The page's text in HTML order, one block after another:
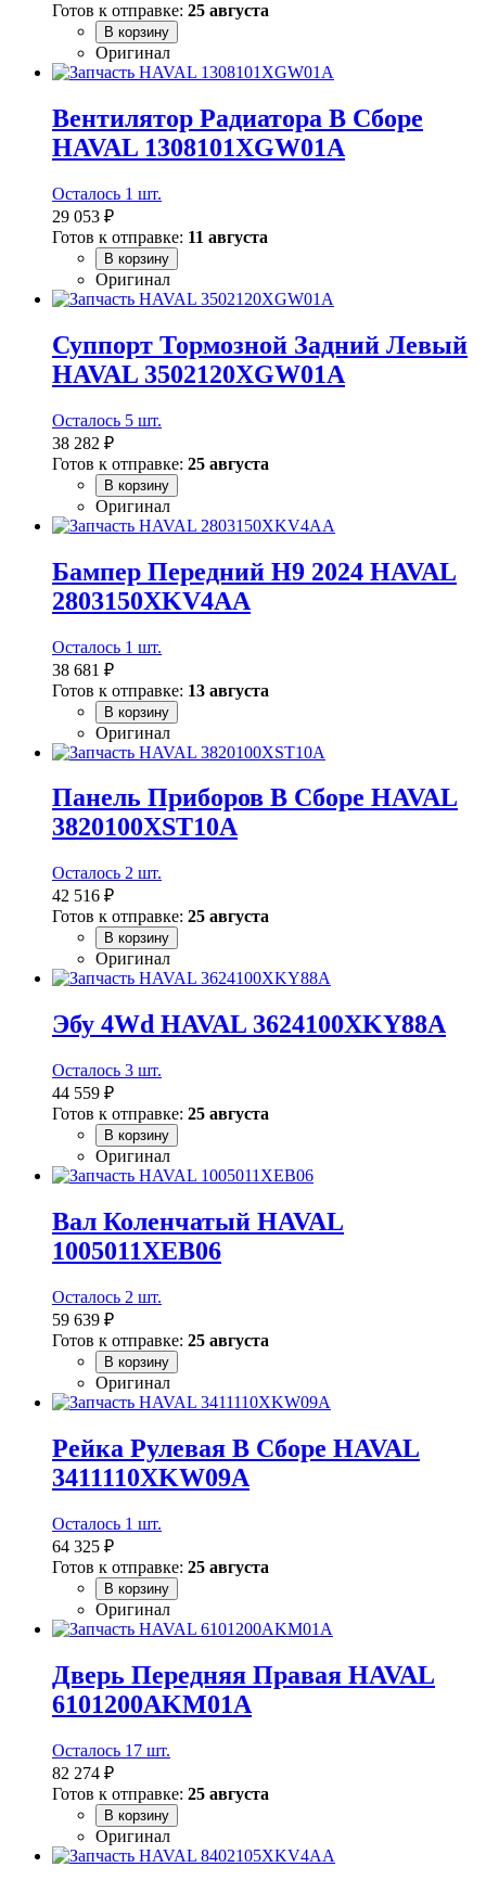
Готов к отправке: 25 августа
В корзину
Оригинал
Вентилятор Радиатора В Сборе
HAVAL 1308101XGW01A
Осталось 1 шт.
29 053 ₽
Готов к отправке: 11 августа
В корзину
Оригинал
Суппорт Тормозной Задний Левый
HAVAL 3502120XGW01A
Осталось 5 шт.
38 282 ₽
Готов к отправке: 25 августа
В корзину
Оригинал
Бампер Передний H9 2024 HAVAL
2803150XKV4AA
Осталось 1 шт.
38 681 ₽
Готов к отправке: 13 августа
В корзину
Оригинал
Панель Приборов В Сборе HAVAL
3820100XST10A
Осталось 2 шт.
42 516 ₽
Готов к отправке: 25 августа
В корзину
Оригинал
Эбу 4Wd HAVAL 3624100XKY88A
Осталось 3 шт.
44 559 ₽
Готов к отправке: 25 августа
В корзину
Оригинал
Вал Коленчатый HAVAL
1005011XEB06
Осталось 2 шт.
59 639 ₽
Готов к отправке: 25 августа
В корзину
Оригинал
Рейка Рулевая В Сборе HAVAL
3411110XKW09A
Осталось 1 шт.
64 325 ₽
Готов к отправке: 25 августа
В корзину
Оригинал
Дверь Передняя Правая HAVAL
6101200AKM01A
Осталось 17 шт.
82 274 ₽
Готов к отправке: 25 августа
В корзину
Оригинал